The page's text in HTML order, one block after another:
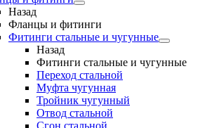
Назад
Фланцы и фитинги
Фитинги стальные и чугунные
Назад
Фитинги стальные и чугунные
Переход стальной
Муфта чугунная
Тройник чугунный
Отвод стальной
Сгон стальной